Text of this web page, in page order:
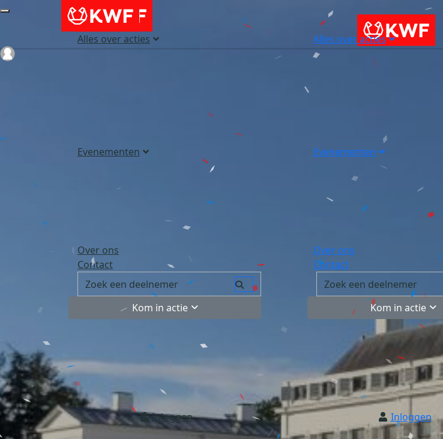
Alles over acties
Evenementen
Over ons
Contact
Kom in actie
Inloggen
Alles over acties
Evenementen
Over ons
Contact
Kom in actie
Inloggen